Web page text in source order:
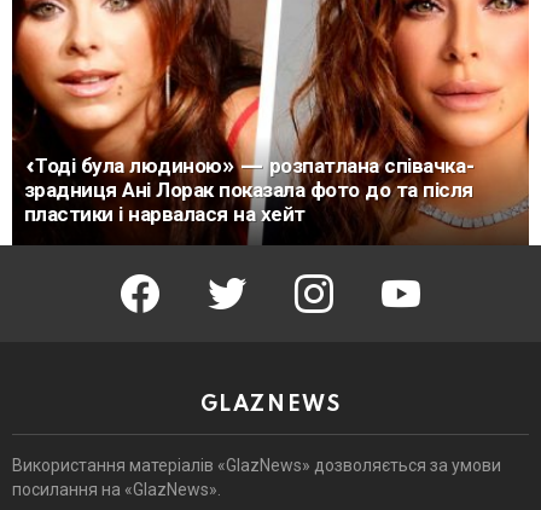
«Тоді була людиною» — розпатлана співачка-
зрадниця Ані Лорак показала фото до та після
пластики і нарвалася на хейт
facebook twitter instagram youtube
GLAZNEWS
Використання матеріалів «GlazNews» дозволяється за умови
посилання на «GlazNews».